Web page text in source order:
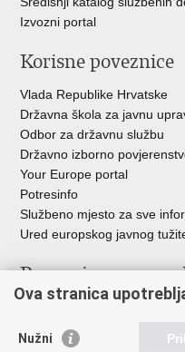
Izvozni portal
Korisne poveznice
Vlada Republike Hrvatske
Državna škola za javnu
Odbor za državnu službu
Državno izborno
Your Europe portal
Potresinfo
Službeno mjesto za sve
Ured europskog javnog
Poveznice
Državno odvjetništvo
Ured za suzbijanje
Ova stranica
Nužni